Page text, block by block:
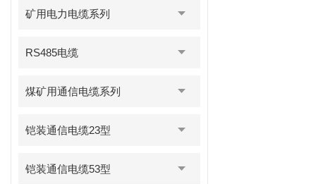
矿用电力电缆系列
RS485电缆
煤矿用通信电缆系列
铠装通信电缆23型
铠装通信电缆53型